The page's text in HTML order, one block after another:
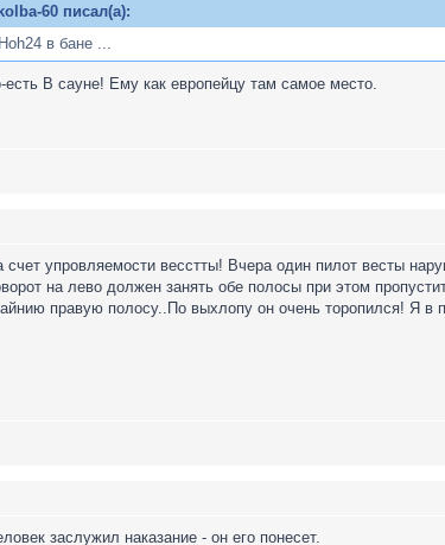
kolba-60 писал(а):
Hoh24 в бане ...
есть В сауне! Ему как европейцу там самое место.
счет упровляемости весстты! Вчера один пилот весты
на лево должен занять обе полосы при этом
правую полосу..По выхлопу он очень торопился! Я в
заслужил наказание - он его понесет.